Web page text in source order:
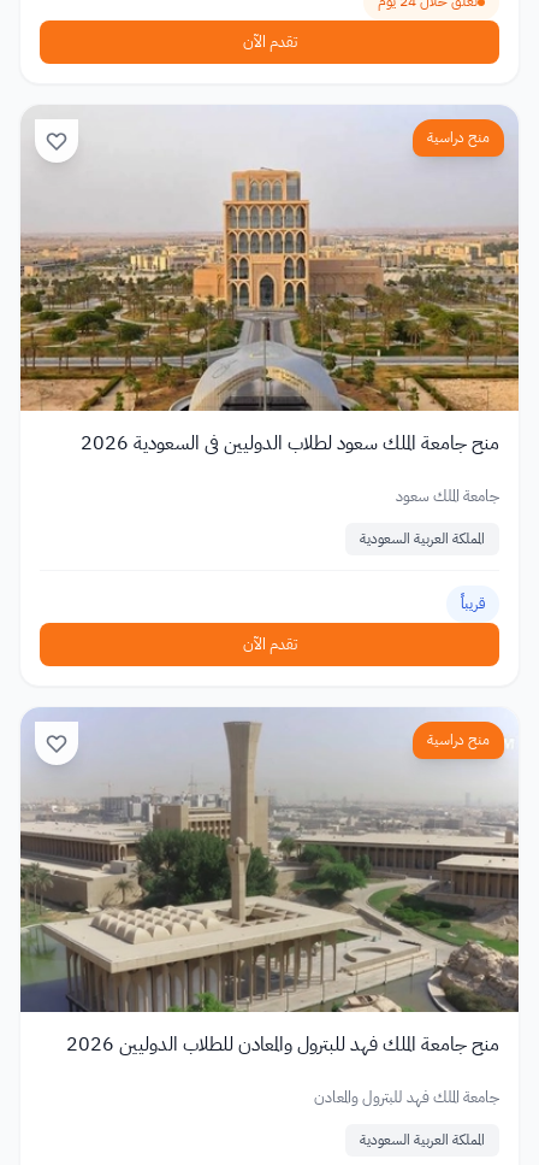
تقدم الآن
منح دراسية
منح جامعة الملك سعود لطلاب الدوليين في السعودية 2026
جامعة الملك سعود
المملكة العربية السعودية
قريباً
تقدم الآن
منح دراسية
منح جامعة الملك فهد للبترول والمعادن للطلاب الدوليين 2026
جامعة الملك فهد للبترول والمعادن
المملكة العربية السعودية